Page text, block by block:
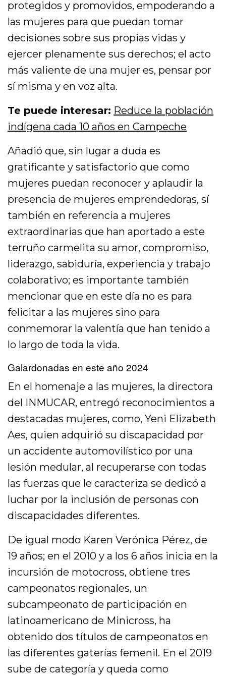
protegidos y promovidos, empoderando a
las mujeres para que puedan tomar
decisiones sobre sus propias vidas y
ejercer plenamente sus derechos; el acto
más valiente de una mujer es, pensar por
sí misma y en voz alta.
Te puede interesar: Reduce la población
indígena cada 10 años en Campeche
Añadió que, sin lugar a duda es
gratificante y satisfactorio que como
mujeres puedan reconocer y aplaudir la
presencia de mujeres emprendedoras, sí
también en referencia a mujeres
extraordinarias que han aportado a este
terruño carmelita su amor, compromiso,
liderazgo, sabiduría, experiencia y trabajo
colaborativo; es importante también
mencionar que en este día no es para
felicitar a las mujeres sino para
conmemorar la valentía que han tenido a
lo largo de toda la vida.
Galardonadas en este año 2024
En el homenaje a las mujeres, la directora
del INMUCAR, entregó reconocimientos a
destacadas mujeres, como, Yeni Elizabeth
Aes, quien adquirió su discapacidad por
un accidente automovilístico por una
lesión medular, al recuperarse con todas
las fuerzas que le caracteriza se dedicó a
luchar por la inclusión de personas con
discapacidades diferentes.
De igual modo Karen Verónica Pérez, de
19 años; en el 2010 y a los 6 años inicia en la
incursión de motocross, obtiene tres
campeonatos regionales, un
subcampeonato de participación en
latinoamericano de Minicross, ha
obtenido dos títulos de campeonatos en
las diferentes gaterías femenil. En el 2019
sube de categoría y queda como